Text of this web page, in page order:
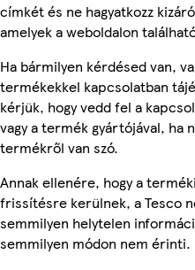
címkét és ne hagyatkozz
amelyek a weboldalon
Ha bármilyen kérdésed van,
termékekkel kapcsolatban
kérjük, hogy vedd fel a
vagy a termék gyártójával, ha
termékről van szó.
Annak ellenére, hogy a
frissítésre kerülnek, a Tesco
semmilyen helytelen
semmilyen módon nem érinti.